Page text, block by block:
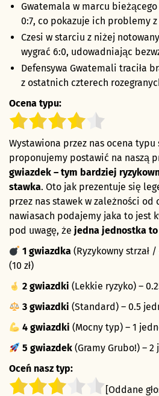
Gwatemala w marcu
0:7, co pokazuje ich problemy
Czesi w starciu z niżej
wygrać 6:0, udowadniając
Defensywa Gwatemali traciła
z ostatnich czterech
Ocena typu:
Wystawiona przez nas ocena typu
proponujemy postawić na naszą
gwiazdek – tym bardziej
stawka. Oto jak prezentuje się
przez nas stawek w zależności od
nawiasach podajemy jaka to jest
pod uwagę, że jedna jednostka to
1 gwiazdka (Ryzykowny strzał
(10 zł)
2 gwiazdki (Lekkie ryzyko) –
3 gwiazdki (Standard) – 0.5
4 gwiazdki (Mocny typ) – 1
5 gwiazdek (Gramy Grubo!) – 2
Oceń nasz typ:
[Oddane